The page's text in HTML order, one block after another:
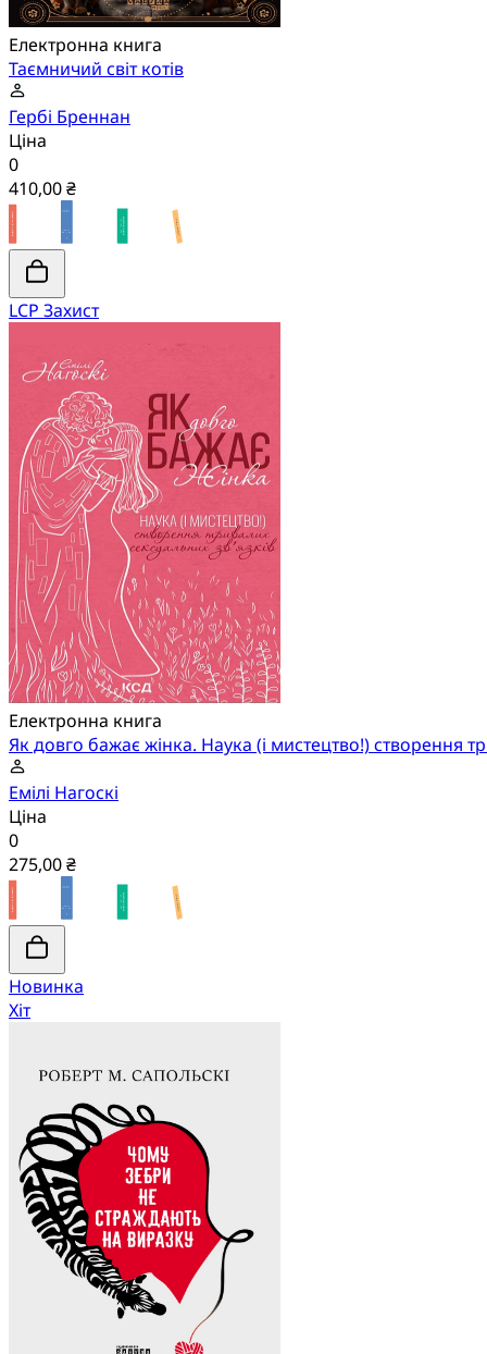
Електронна книга
Таємничий світ котів
Гербі Бреннан
Ціна
0
410,00 ₴
LCP Захист
Електронна книга
Як довго бажає жінка. Наука (і мистецтво!) створення
Емілі Нагоскі
Ціна
0
275,00 ₴
Новинка
Хіт